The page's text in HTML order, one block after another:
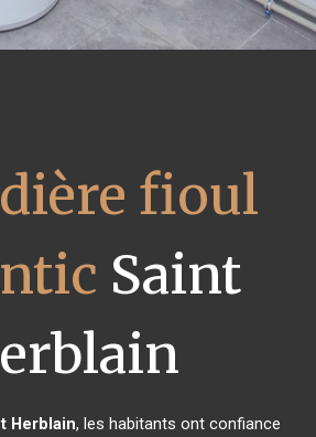
fioul
Saint
Herblain, les habitants ont confiance